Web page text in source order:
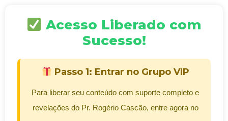
Acesso Liberado com
Sucesso!
Passo 1: Entrar no Grupo VIP
Para liberar seu conteúdo com suporte completo e
revelações do Pr. Rogério Cascão, entre agora no